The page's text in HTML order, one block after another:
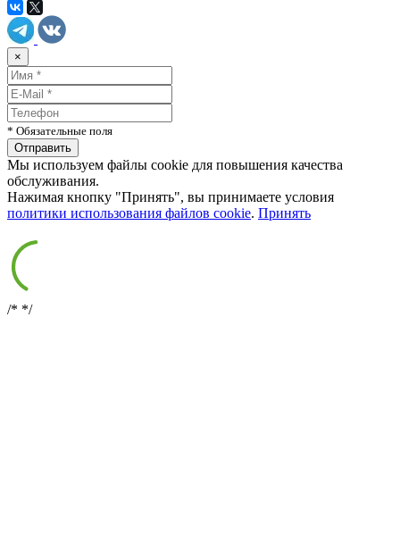
×
* Обязательные поля
Мы используем файлы cookie для повышения качества
обслуживания.
Нажимая кнопку "Принять", вы принимаете условия
политики использования файлов cookie. Принять
/* */